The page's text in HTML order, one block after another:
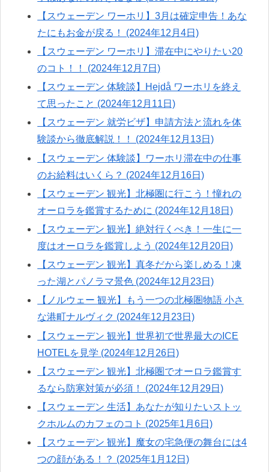
【スウェーデン ワーホリ】3月は確定申告！あな
たにもお金が戻る！ (2024年12月4日)
【スウェーデン ワーホリ】滞在中にやりたい20
のコト！！ (2024年12月7日)
【スウェーデン 体験談】Hejdå ワーホリを終え
て思ったこと (2024年12月11日)
【スウェーデン 就労ビザ】申請方法と流れを体
験談から徹底解説！！ (2024年12月13日)
【スウェーデン 体験談】ワーホリ滞在中の仕事
のお給料はいくら？ (2024年12月16日)
【スウェーデン 観光】北極圏に行こう！憧れの
オーロラを鑑賞するために (2024年12月18日)
【スウェーデン 観光】絶対行くべき！一生に一
度はオーロラを鑑賞しよう (2024年12月20日)
【スウェーデン 観光】真冬だから楽しめる！凍
った湖とパノラマ景色 (2024年12月23日)
【ノルウェー 観光】もう一つの北極圏物語 小さ
な港町ナルヴィク (2024年12月23日)
【スウェーデン 観光】世界初で世界最大のICE
HOTELを見学 (2024年12月26日)
【スウェーデン 観光】北極圏でオーロラ鑑賞す
るなら防寒対策が必須！ (2024年12月29日)
【スウェーデン 生活】あなたが知りたいストッ
クホルムのカフェのコト (2025年1月6日)
【スウェーデン 観光】魔女の宅急便の舞台には4
つの顔がある！？ (2025年1月12日)